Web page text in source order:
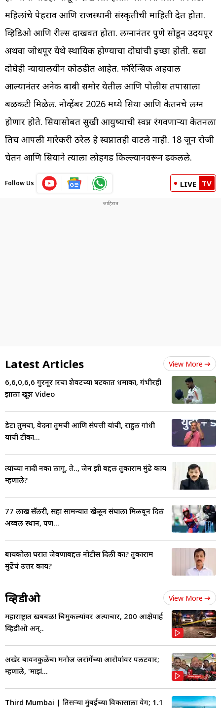
महिलांचे पेहराव आणि राजस्थानी संस्कृतीची माहिती देत होता.
व्हिडिओ आणि रील्स दाखवत होता. लग्नानंतर पुणे सोडून उदयपूर
अथवा जोधपूर येथे स्थायिक होण्याचा दोघांची इच्छा होती. सद्या
दोघेही न्यायालयीन कोठडीत आहेत. फॉरेन्सिक अहवाल
आल्यानंतर अनेक बाबी समोर येतील आणि पोलीस तपासाला
बळकटी मिळेल. नोव्हेंबर 2026 मध्ये सिया आणि केतनचे लग्न
होणार होते. सियासोबत सुखी आयुष्याची स्वप्न रंगवणाऱ्या केतनला
तिच आपली मारेकरी ठरेल हे स्वप्नातही वाटले नाही. 18 जून रोजी
चेतन आणि सियाने त्याला लोहगड किल्ल्यानवरून ढकलले.
Follow Us LIVE TV
Latest Articles View More
6,6,0,6,6 गुरनूर ब्रारचा शेवटच्या षटकात धमाका, गंभीरही
झाला खूश Video
डेटा तुमचा, वेदना तुमची आणि संपत्ती यांची, राहुल गांधी
यांची टीका...
त्यांच्या नादी नका लागू, ते.., जेन झी बद्दल तुकाराम मुंढे काय
म्हणाले?
77 लाख सॅलरी, सहा सामन्यात खेळून संघाला मिळवून दिलं
अव्वल स्थान, पण...
बायकोला घरात जेवणाबद्दल नोटीस दिली का? तुकाराम
मुंढेंचं उत्तर काय?
व्हिडीओ View More
महाराष्ट्रात खबबळ! चिमुकल्यांवर अत्याचार, 200 आक्षेपार्ह
व्हिडीओ अन्..
अखेर बावनकुळेंचा मनोज जरांगेंच्या आरोपांवर पलटवार;
म्हणाले, 'माझं...
Third Mumbai | तिसऱ्या मुंबईच्या विकासाला वेग; 1.1